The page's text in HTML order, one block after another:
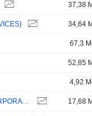
37,38
34,64
67,3
52,85
4,92
TEXAS INSTRUMENTS INCORPORATED 17,68